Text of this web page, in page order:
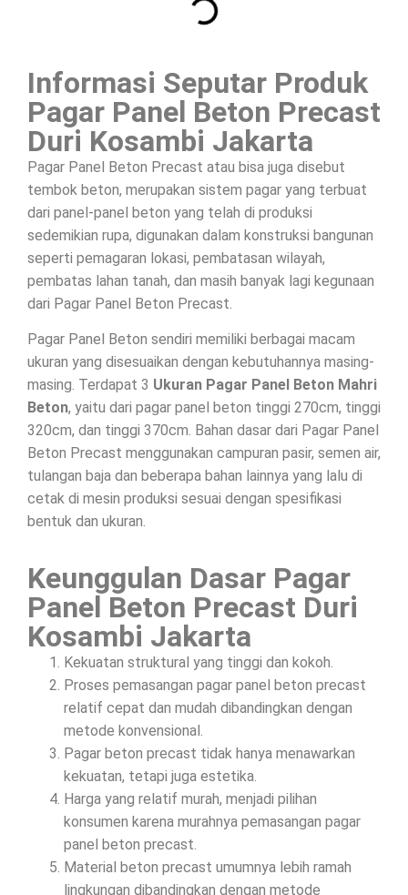
Informasi Seputar Produk
Pagar Panel Beton Precast
Duri Kosambi Jakarta
Pagar Panel Beton Precast atau bisa juga disebut
tembok beton, merupakan sistem pagar yang terbuat
dari panel-panel beton yang telah di produksi
sedemikian rupa, digunakan dalam konstruksi bangunan
seperti pemagaran lokasi, pembatasan wilayah,
pembatas lahan tanah, dan masih banyak lagi kegunaan
dari Pagar Panel Beton Precast.
Pagar Panel Beton sendiri memiliki berbagai macam
ukuran yang disesuaikan dengan kebutuhannya masing-
masing. Terdapat 3 Ukuran Pagar Panel Beton Mahri
Beton, yaitu dari pagar panel beton tinggi 270cm, tinggi
320cm, dan tinggi 370cm. Bahan dasar dari Pagar Panel
Beton Precast menggunakan campuran pasir, semen air,
tulangan baja dan beberapa bahan lainnya yang lalu di
cetak di mesin produksi sesuai dengan spesifikasi
bentuk dan ukuran.
Keunggulan Dasar Pagar
Panel Beton Precast Duri
Kosambi Jakarta
Kekuatan struktural yang tinggi dan kokoh.
Proses pemasangan pagar panel beton precast
relatif cepat dan mudah dibandingkan dengan
metode konvensional.
Pagar beton precast tidak hanya menawarkan
kekuatan, tetapi juga estetika.
Harga yang relatif murah, menjadi pilihan
konsumen karena murahnya pemasangan pagar
panel beton precast.
Material beton precast umumnya lebih ramah
lingkungan dibandingkan dengan metode